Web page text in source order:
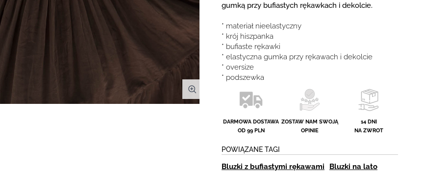
gumką przy bufiastych rękawkach i dekolcie.
* materiał nieelastyczny
* krój hiszpanka
* bufiaste rękawki
* elastyczna gumka przy rękawach i dekolcie
* oversize
* podszewka
DARMOWA DOSTAWA
OD 99 PLN
ZOSTAW NAM SWOJĄ
OPINIE
14 DNI
NA ZWROT
POWIĄZANE TAGI
Bluzki z bufiastymi rękawami Bluzki na lato